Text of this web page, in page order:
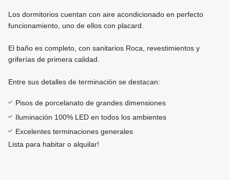
Los dormitorios cuentan con aire acondicionado en perfecto
funcionamiento, uno de ellos con placard.
El baño es completo, con sanitarios Roca, revestimientos y
griferías de primera calidad.
Entre sus detalles de terminación se destacan:
Pisos de porcelanato de grandes dimensiones
Iluminación 100% LED en todos los ambientes
Excelentes terminaciones generales
Lista para habitar o alquilar!